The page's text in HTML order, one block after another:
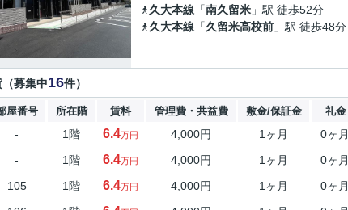
久大本線 「南久留米 」駅 徒歩52分
久大本線 「久留米高校前 」駅 徒歩48分
募集中16件）
屋番号 所在階 賃料 管理費・共益費 敷金/保証金 礼金
- 1階 6.4万円 4,000円 1ヶ月 0ヶ月
- 1階 6.4万円 4,000円 1ヶ月 0ヶ月
105 1階 6.4万円 4,000円 1ヶ月 0ヶ月